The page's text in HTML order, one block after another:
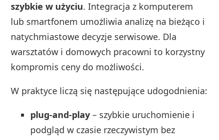
szybkie w użyciu. Integracja z komputerem
lub smartfonem umożliwia analizę na bieżąco i
natychmiastowe decyzje serwisowe. Dla
warsztatów i domowych pracowni to korzystny
kompromis ceny do możliwości.
W praktyce liczą się następujące udogodnienia:
plug-and-play – szybkie uruchomienie i
podgląd w czasie rzeczywistym bez